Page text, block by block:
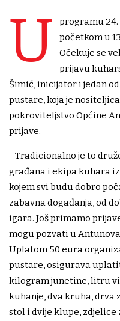
U
programu 24.
početkom u
Očekuje se
prijavu
Šimić, inicijator i jedan
pustare, koja je
pokroviteljstvo Općine
prijave.
- Tradicionalno je to
građana i ekipa kuhara
kojem svi budu dobro
zabavna događanja, od
igara. Još primamo
mogu pozvati u
Uplatom 50 eura
pustare, osigurava
kilogram junetine, litru
kuhanje, dva kruha, drva
stol i dvije klupe, zdjelice